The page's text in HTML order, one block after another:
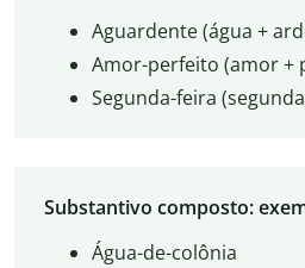
Aguardente (água +
Amor-perfeito (amor +
Segunda-feira
Substantivo composto:
Água-de-colônia